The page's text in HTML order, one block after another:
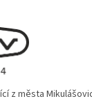
z města